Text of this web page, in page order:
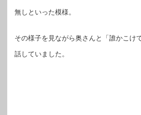
無しといった模様。
その様子を見ながら奥さんと「誰かこけ
話していました。